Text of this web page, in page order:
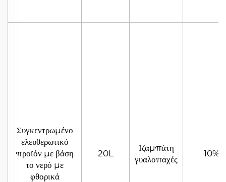
Συγκεντρωμένο
ελευθερωτικό
προϊόν με βάση
το νερό με
φθορικά
20L
Ιζαμπάτη
γυαλοπαχές
10%